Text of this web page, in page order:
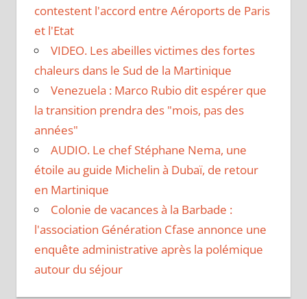
contestent l'accord entre Aéroports de Paris
et l'Etat
VIDEO. Les abeilles victimes des fortes
chaleurs dans le Sud de la Martinique
Venezuela : Marco Rubio dit espérer que
la transition prendra des "mois, pas des
années"
AUDIO. Le chef Stéphane Nema, une
étoile au guide Michelin à Dubaï, de retour
en Martinique
Colonie de vacances à la Barbade :
l'association Génération Cfase annonce une
enquête administrative après la polémique
autour du séjour